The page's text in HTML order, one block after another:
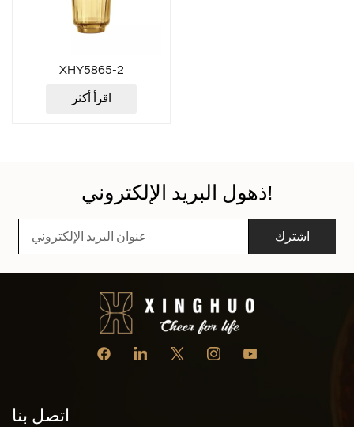
XHY5865-2
اقرأ أكثر
ذهول البريد الإلكتروني!
اشترك
اتصل بنا